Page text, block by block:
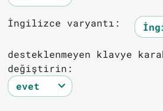
İngilizce varyantı:
desteklenmeyen klavye
değiştirin: